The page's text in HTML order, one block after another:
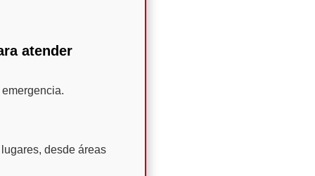
atender
desde áreas